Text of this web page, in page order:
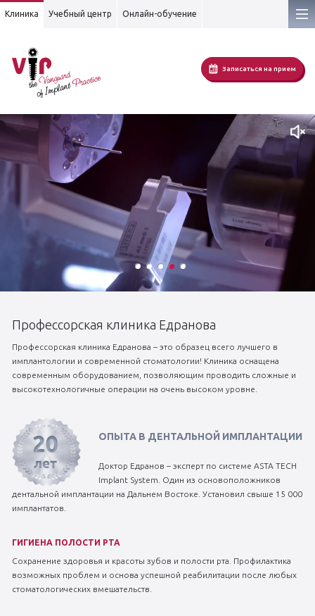
Клиника Учебный центр Онлайн-обучение
Записаться на прием
Профессорская клиника Едранова
Профессорская клиника Едранова – это образец всего лучшего в
имплантологии и современной стоматологии! Клиника оснащена
современным оборудованием, позволяющим проводить сложные и
высокотехнологичные операции на очень высоком уровне.
ОПЫТА В ДЕНТАЛЬНОЙ ИМПЛАНТАЦИИ
Доктор Едранов – эксперт по системе ASTA TECH
Implant System. Один из основоположников
дентальной имплантации на Дальнем Востоке. Установил свыше 15 000
имплантатов.
ГИГИЕНА ПОЛОСТИ РТА
Сохранение здоровья и красоты зубов и полости рта. Профилактика
возможных проблем и основа успешной реабилитации после любых
стоматологических вмешательств.